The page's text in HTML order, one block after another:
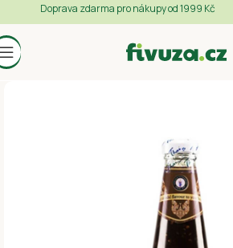
Doprava zdarma pro nákupy od 1999 Kč